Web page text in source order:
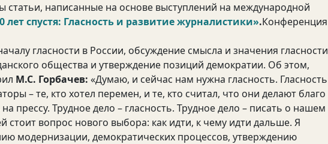
статьи, написанные на основе выступлений на международной
лет спустя: Гласность и развитие журналистики».Конференция
гласности в России, обсуждение смысла и значения гласности
общества и утверждение позиций демократии. Об этом,
М.С. Горбачев: «Думаю, и сейчас нам нужна гласность. Гласность
– те, кто хотел перемен, и те, кто считал, что они делают благо
прессу. Трудное дело – гласность. Трудное дело – писать о нашем
стоит вопрос нового выбора: как идти, к чему идти дальше. Я
модернизации, демократических процессов, утверждению